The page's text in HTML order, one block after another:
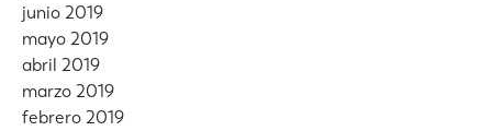
junio 2019
mayo 2019
abril 2019
marzo 2019
febrero 2019